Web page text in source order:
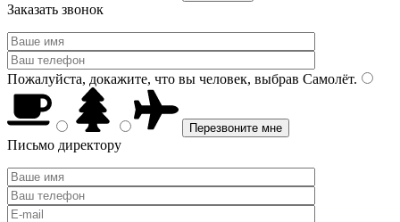
Заказать звонок
Пожалуйста, докажите, что вы человек, выбрав Самолёт.
Письмо директору